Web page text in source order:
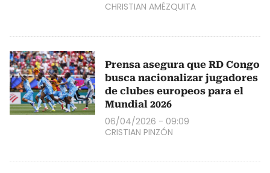
CHRISTIAN AMÉZQUITA
Prensa asegura que RD Congo
busca nacionalizar jugadores
de clubes europeos para el
Mundial 2026
06/04/2026 - 09:09
CRISTIAN PINZÓN